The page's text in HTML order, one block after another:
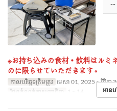
※お持ち込みの食材・飲料はルミ
のに限らせていただきます。
កាលបរិច្ឆេទត្រឹមត្រូវ មេសា 01, 2025 ~ វិច្ឆិកា
ដែនកំណត់ការបញ្ជាទិញ
1 ~ 14 អានប